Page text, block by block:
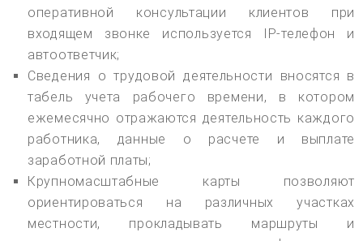
оперативной консультации клиентов при
входящем звонке используется IP-телефон и
автоответчик;
Сведения о трудовой деятельности вносятся в
табель учета рабочего времени, в котором
ежемесячно отражаются деятельность каждого
работника, данные о расчете и выплате
заработной платы;
Крупномасштабные карты позволяют
ориентироваться на различных участках
местности, прокладывать маршруты и